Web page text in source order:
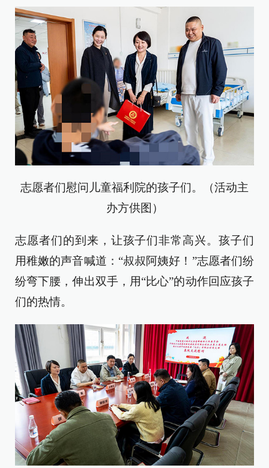
志愿者们慰问儿童福利院的孩子们。（活动主
办方供图）
志愿者们的到来，让孩子们非常高兴。孩子们
用稚嫩的声音喊道：“叔叔阿姨好！”志愿者们纷
纷弯下腰，伸出双手，用“比心”的动作回应孩子
们的热情。